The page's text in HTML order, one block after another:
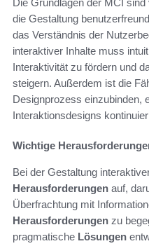
Die Grundlagen der MCI
die Gestaltung
das Verständnis der
interaktiver Inhalte muss
Interaktivität zu fördern und
steigern. Außerdem ist die
Designprozess einzubinden,
Interaktionsdesigns
Wichtige
Bei der Gestaltung
Herausforderungen auf,
Überfrachtung mit
Herausforderungen zu
pragmatische Lösungen